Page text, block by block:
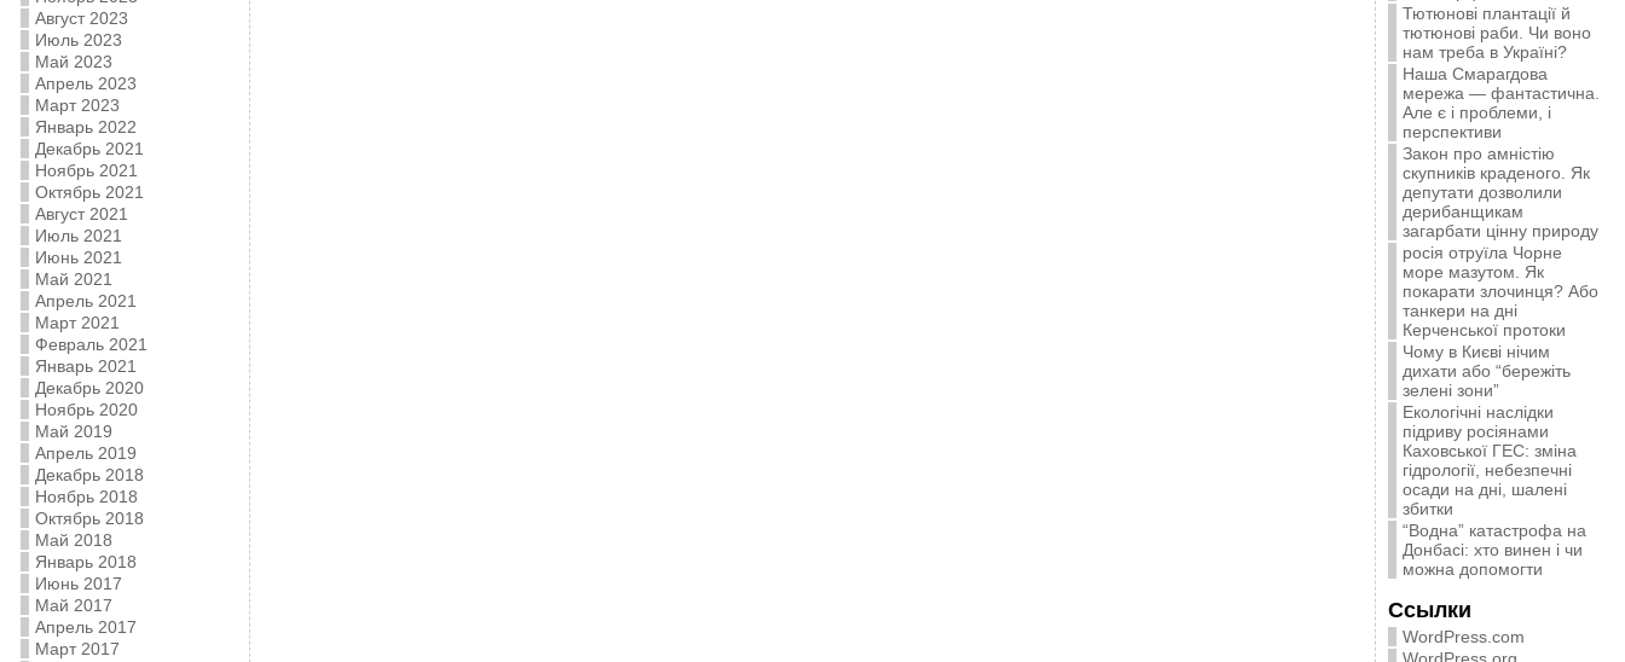
Август 2023
Июль 2023
Май 2023
Апрель 2023
Март 2023
Январь 2022
Декабрь 2021
Ноябрь 2021
Октябрь 2021
Август 2021
Июль 2021
Июнь 2021
Май 2021
Апрель 2021
Март 2021
Февраль 2021
Январь 2021
Декабрь 2020
Ноябрь 2020
Май 2019
Апрель 2019
Декабрь 2018
Ноябрь 2018
Октябрь 2018
Май 2018
Январь 2018
Июнь 2017
Май 2017
Апрель 2017
Март 2017
Тютюнові плантації й
тютюнові раби. Чи воно
нам треба в Україні?
Наша Смарагдова
мережа — фантастична.
Але є і проблеми, і
перспективи
Закон про амністію
скупників краденого. Як
депутати дозволили
дерибанщикам
загарбати цінну природу
росія отруїла Чорне
море мазутом. Як
покарати злочинця? Або
танкери на дні
Керченської протоки
Чому в Києві нічим
дихати або “бережіть
зелені зони”
Екологічні наслідки
підриву росіянами
Каховської ГЕС: зміна
гідрології, небезпечні
осади на дні, шалені
збитки
“Водна” катастрофа на
Донбасі: хто винен і чи
можна допомогти
Ссылки
WordPress.com